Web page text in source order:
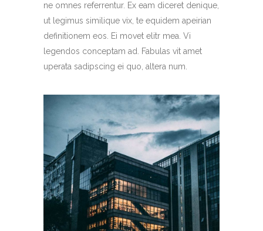
ne omnes referrentur. Ex eam diceret denique,
ut legimus similique vix, te equidem apeirian
definitionem eos. Ei movet elitr mea. Vi
legendos conceptam ad. Fabulas vit amet
uperata sadipscing ei quo, altera num.